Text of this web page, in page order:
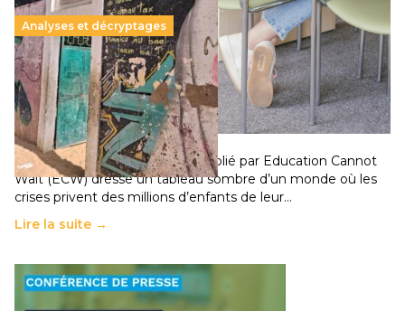
Analyses et décryptages
258 millions d’enfants victimes de la guerre, des
chocs climatiques et des déplacements de
population
11 juillet 2026- National
Un nouveau rapport mondial publié par Education Cannot
Wait (ECW) dresse un tableau sombre d’un monde où les
crises privent des millions d’enfants de leur…
Lire la suite →